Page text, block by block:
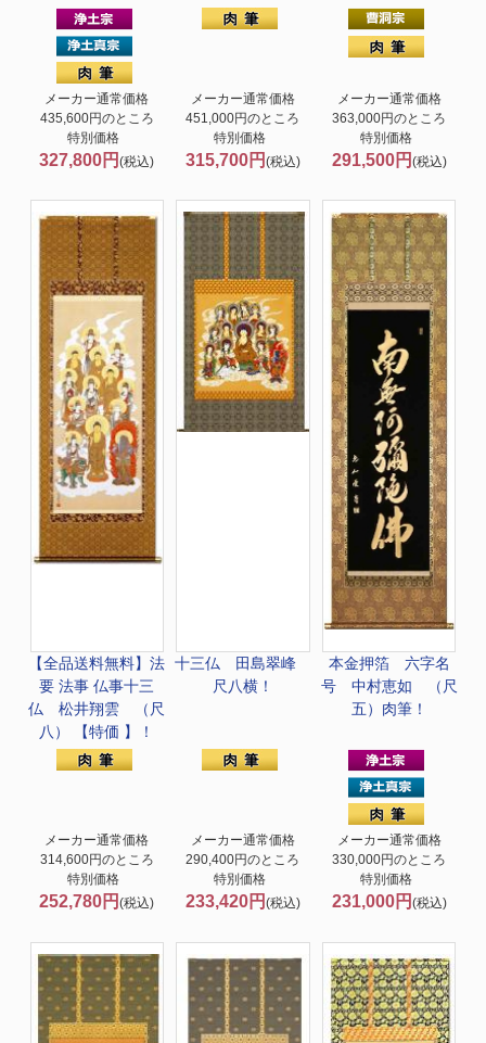
メーカー通常価格
435,600円のところ
特別価格
327,800円(税込)
メーカー通常価格
451,000円のところ
特別価格
315,700円 (税込)
メーカー通常価格
363,000円のところ
特別価格
291,500円 (税込)
【全品送料無料】法
要 法事 仏事十三
仏 松井翔雲 （尺
八） 【特価 】！
メーカー通常価格
314,600円のところ
特別価格
252,780円(税込)
十三仏 田島翠峰
尺八横！
メーカー通常価格
290,400円のところ
特別価格
233,420円 (税込)
本金押箔 六字名
号 中村恵如 （尺
五）肉筆！
メーカー通常価格
330,000円のところ
特別価格
231,000円 (税込)